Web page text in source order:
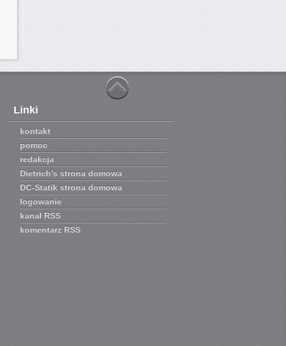
Linki
kontakt
pomoc
redakcja
Dietrich’s strona domowa
DC-Statik strona domowa
logowanie
kanał RSS
komentarz RSS